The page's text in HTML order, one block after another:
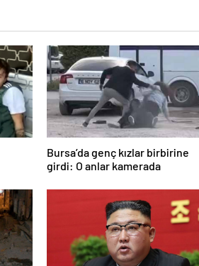
Bursa’da genç kızlar birbirine
girdi: O anlar kamerada